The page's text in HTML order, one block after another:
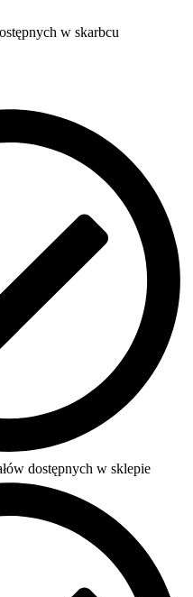
w skarbcu
dostępnych w sklepie